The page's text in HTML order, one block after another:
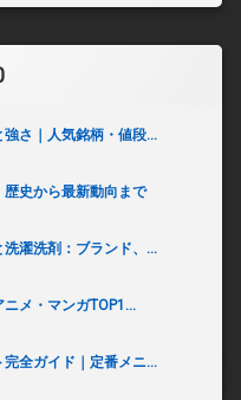
さ｜人気銘柄・値段...
史から最新動向まで
濯洗剤：ブランド、...
ニメ・マンガTOP1...
全ガイド｜定番メニ...